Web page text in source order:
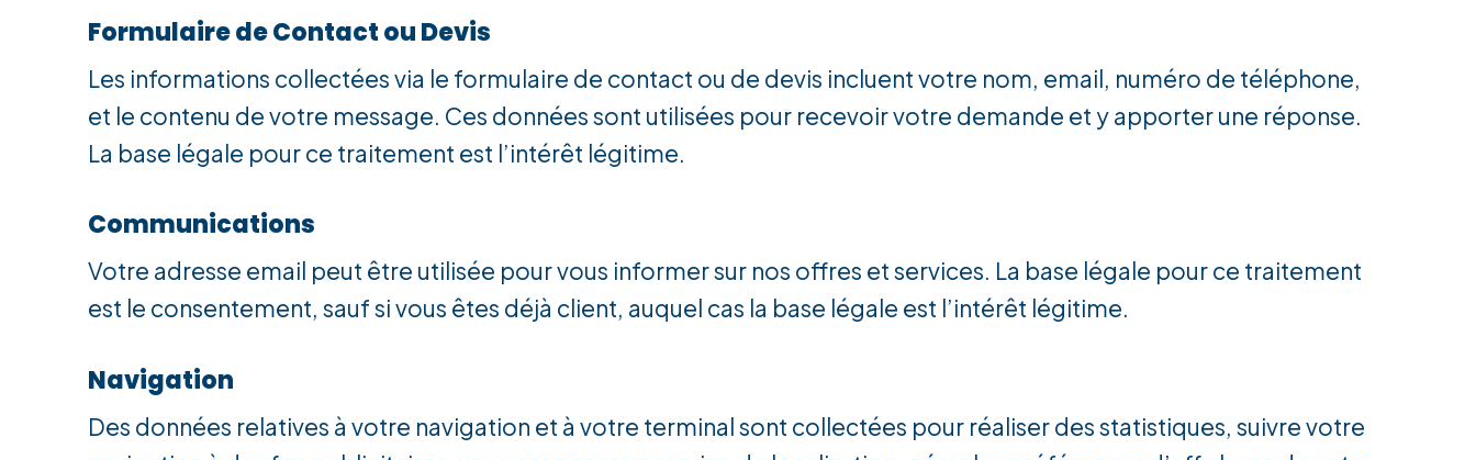
Formulaire de Contact ou Devis
Les informations collectées via le formulaire de contact ou de devis incluent votre nom, email, numéro de téléphone,
et le contenu de votre message. Ces données sont utilisées pour recevoir votre demande et y apporter une réponse.
La base légale pour ce traitement est l’intérêt légitime.
Communications
Votre adresse email peut être utilisée pour vous informer sur nos offres et services. La base légale pour ce traitement
est le consentement, sauf si vous êtes déjà client, auquel cas la base légale est l’intérêt légitime.
Navigation
Des données relatives à votre navigation et à votre terminal sont collectées pour réaliser des statistiques, suivre votre